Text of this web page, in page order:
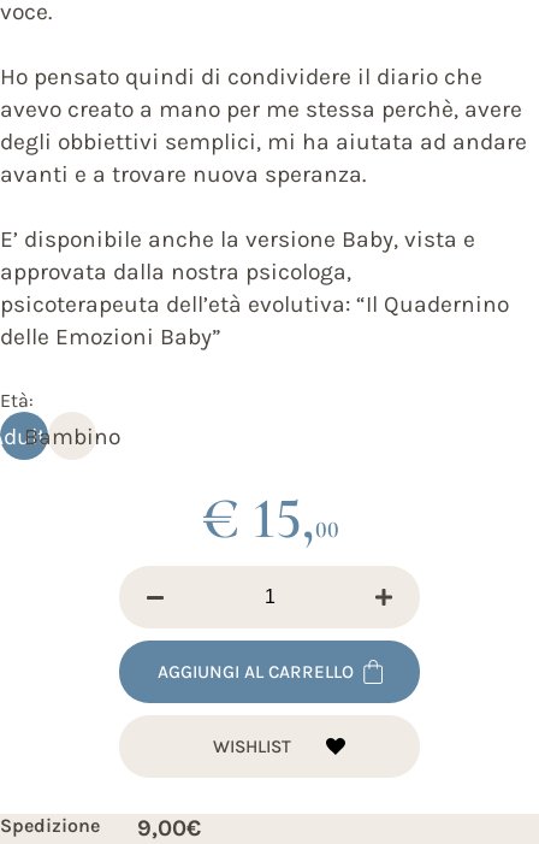
voce.
Ho pensato quindi di condividere il diario che
avevo creato a mano per me stessa perchè, avere
degli obbiettivi semplici, mi ha aiutata ad andare
avanti e a trovare nuova speranza.
E’ disponibile anche la versione Baby, vista e
approvata dalla nostra psicologa,
psicoterapeuta dell’età evolutiva: “Il Quadernino
delle Emozioni Baby”
Età:
Bambino
€ 15,00
AGGIUNGI AL CARRELLO
WISHLIST
Spedizione 9,00€